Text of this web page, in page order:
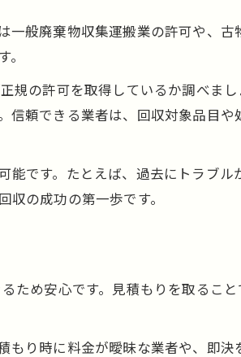
法を守る方法
収時の注意点
ールの解説
い分け
処分の実例
選び方
般廃棄物収集運搬業の許可や、古
規の許可を取得しているか調べま
頼できる業者は、回収対象品目や
です。たとえば、過去にトラブ
の成功の第一歩です。
ため安心です。見積もりを取るこ
り時に料金が曖昧な業者や、即